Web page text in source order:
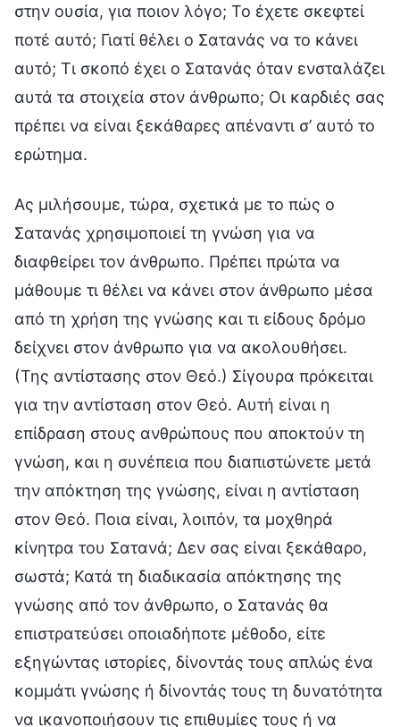
στην ουσία, για ποιον λόγο; Το έχετε σκεφτεί
ποτέ αυτό; Γιατί θέλει ο Σατανάς να το κάνει
αυτό; Τι σκοπό έχει ο Σατανάς όταν ενσταλάζει
αυτά τα στοιχεία στον άνθρωπο; Οι καρδιές σας
πρέπει να είναι ξεκάθαρες απέναντι σ’ αυτό το
ερώτημα.
Ας μιλήσουμε, τώρα, σχετικά με το πώς ο
Σατανάς χρησιμοποιεί τη γνώση για να
διαφθείρει τον άνθρωπο. Πρέπει πρώτα να
μάθουμε τι θέλει να κάνει στον άνθρωπο μέσα
από τη χρήση της γνώσης και τι είδους δρόμο
δείχνει στον άνθρωπο για να ακολουθήσει.
(Της αντίστασης στον Θεό.) Σίγουρα πρόκειται
για την αντίσταση στον Θεό. Αυτή είναι η
επίδραση στους ανθρώπους που αποκτούν τη
γνώση, και η συνέπεια που διαπιστώνετε μετά
την απόκτηση της γνώσης, είναι η αντίσταση
στον Θεό. Ποια είναι, λοιπόν, τα μοχθηρά
κίνητρα του Σατανά; Δεν σας είναι ξεκάθαρο,
σωστά; Κατά τη διαδικασία απόκτησης της
γνώσης από τον άνθρωπο, ο Σατανάς θα
επιστρατεύσει οποιαδήποτε μέθοδο, είτε
εξηγώντας ιστορίες, δίνοντάς τους απλώς ένα
κομμάτι γνώσης ή δίνοντάς τους τη δυνατότητα
να ικανοποιήσουν τις επιθυμίες τους ή να